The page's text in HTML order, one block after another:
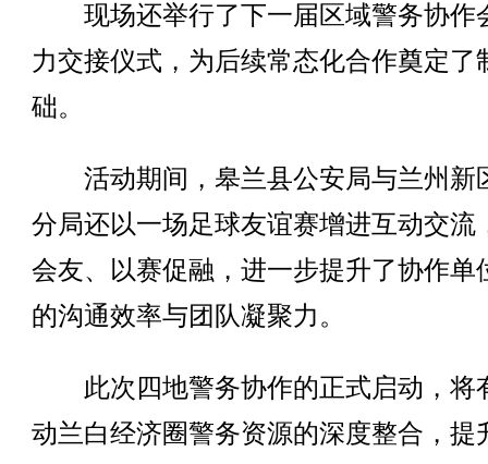
现场还举行了下一届区域警务协作
力交接仪式，为后续常态化合作奠定了
础。
活动期间，皋兰县公安局与兰州新
分局还以一场足球友谊赛增进互动交流
会友、以赛促融，进一步提升了协作单
的沟通效率与团队凝聚力。
此次四地警务协作的正式启动，将
动兰白经济圈警务资源的深度整合，提